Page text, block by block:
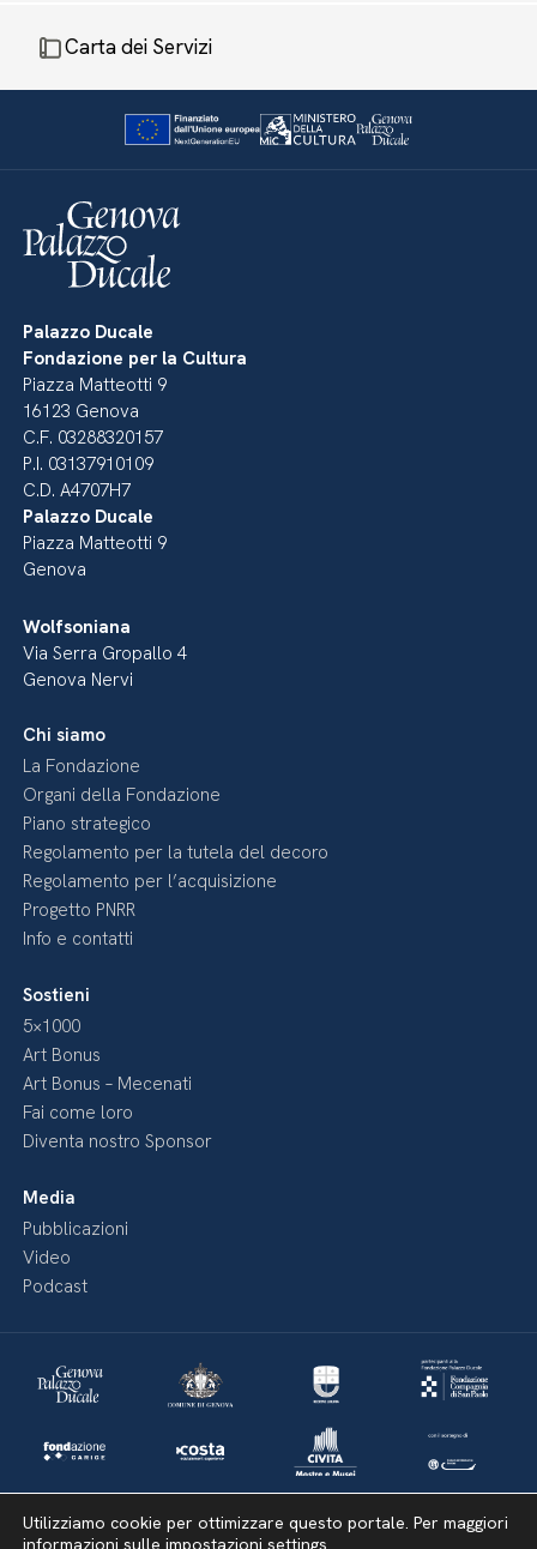
Carta dei Servizi
Palazzo Ducale
Fondazione per la Cultura
Piazza Matteotti 9
16123 Genova
C.F. 03288320157
P.I. 03137910109
C.D. A4707H7
Palazzo Ducale
Piazza Matteotti 9
Genova
Wolfsoniana
Via Serra Gropallo 4
Genova Nervi
Chi siamo
La Fondazione
Organi della Fondazione
Piano strategico
Regolamento per la tutela del decoro
Regolamento per l’acquisizione
Progetto PNRR
Info e contatti
Sostieni
5×1000
Art Bonus
Art Bonus – Mecenati
Fai come loro
Diventa nostro Sponsor
Media
Pubblicazioni
Video
Podcast
Utilizziamo cookie per ottimizzare questo portale. Per maggiori
informazioni sulle impostazioni settings